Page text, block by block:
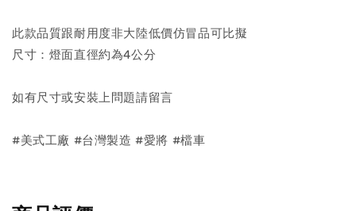
此款品質跟耐用度非大陸低價仿冒品可比擬
尺寸：燈面直徑約為4公分
如有尺寸或安裝上問題請留言
#美式工廠 #台灣製造 #愛將 #檔車